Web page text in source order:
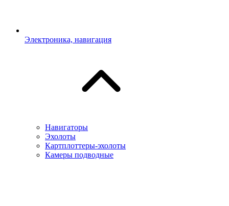
Электроника, навигация
Навигаторы
Эхолоты
Картплоттеры-эхолоты
Камеры подводные